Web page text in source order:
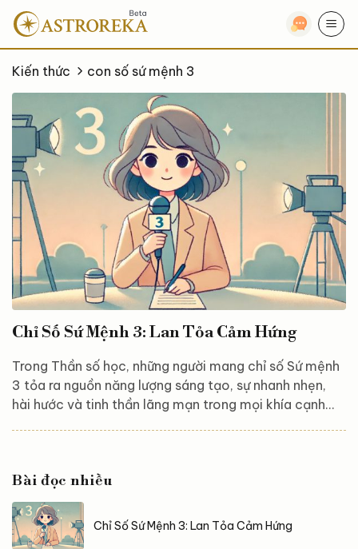
qua
nội
dungKiến thức con số sứ mệnh 3
Chỉ Số Sứ Mệnh 3: Lan Tỏa Cảm Hứng
Trong Thần số học, những người mang chỉ số Sứ mệnh
3 tỏa ra nguồn năng lượng sáng tạo, sự nhanh nhẹn,
hài hước và tinh thần lãng mạn trong mọi khía cạnh
điểm mạnh, thách thức và con đường sự nghiệp, tình
duyên lý tưởng dành cho họ? Hãy cùng Astroreka
khám phá trong bài viết dưới đây! Ý nghĩa của chỉ số
Sứ mệnh 3 Những...
Bài đọc nhiều
Chỉ Số Sứ Mệnh 3: Lan Tỏa Cảm Hứng